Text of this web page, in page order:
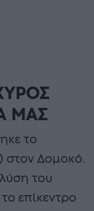
ΜΑΣ
το
στον Δομοκό.
του
επίκεντρο